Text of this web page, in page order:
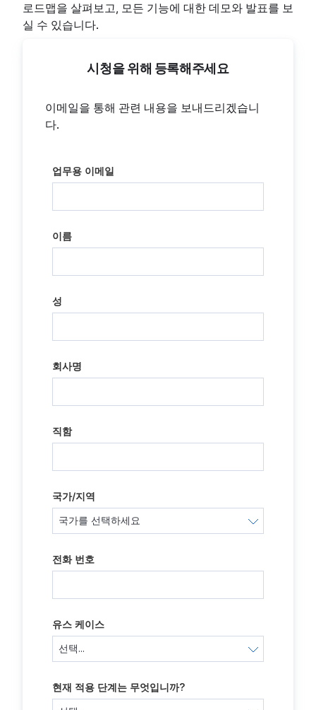
로드맵을 살펴보고, 모든 기능에 대한 데모와 발표를 보
실 수 있습니다.
시청을 위해 등록해주세요
이메일을 통해 관련 내용을 보내드리겠습니
다.
업무용 이메일
이름
성
회사명
직함
국가/지역
전화 번호
유스 케이스
현재 적용 단계는 무엇입니까?